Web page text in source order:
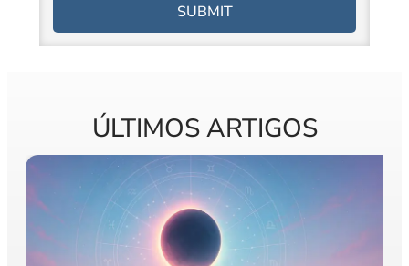
SUBMIT
ÚLTIMOS ARTIGOS